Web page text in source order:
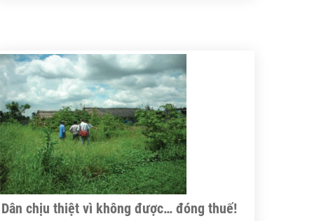
tháng cuối năm 2011 và phản ánh tình
hình nông dân bán đất, thiếu đất sản
xuất khu vực đồng bằng sông Cửu Long
(ĐBSCL).
Dân chịu thiệt vì không được… đóng thuế!